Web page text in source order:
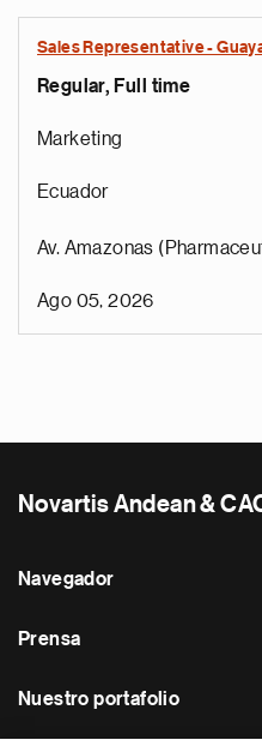
Sales Representative -
Regular, Full time
Marketing
Ecuador
Av. Amazonas
Ago 05, 2026
Novartis Andean &
Navegador
Prensa
Nuestro portafolio